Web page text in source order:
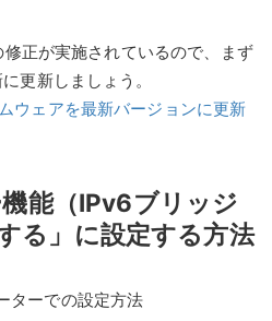
正が実施されているので、まず
更新しましょう。
ムウェアを最新バージョンに更新
能（IPv6ブリッジ
る」に設定する方法
ターでの設定方法